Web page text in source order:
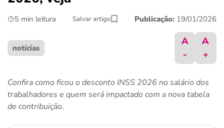
benefícios
últimas notícias
ferramentas
5 min leitura Salvar artigo Publicação: 19/01/2026
notícias
A
-
A
+
Confira como ficou o desconto INSS 2026 no salário dos
trabalhadores e quem será impactado com a nova tabela
de contribuição.